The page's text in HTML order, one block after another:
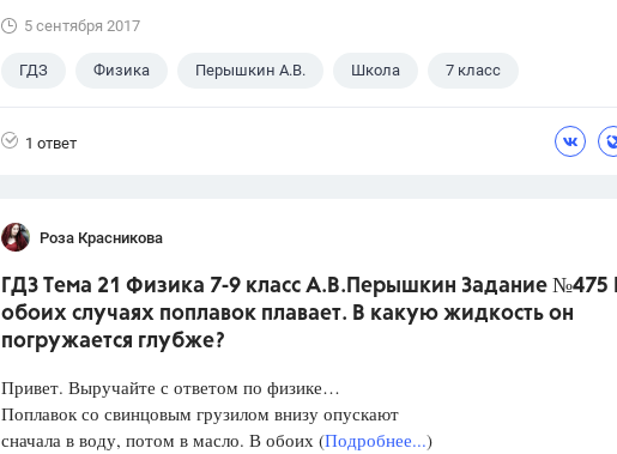
5 сентября 2017
ГДЗ Физика Перышкин А.В. Школа 7 класс
1 ответ
Роза Красникова
ГДЗ Тема 21 Физика 7-9 класс А.В.Перышкин Задание №475
обоих случаях поплавок плавает. В какую жидкость он
погружается глубже?
Привет. Выручайте с ответом по физике…
Поплавок со свинцовым грузилом внизу опускают
сначала в воду, потом в масло. В обоих (Подробнее...)